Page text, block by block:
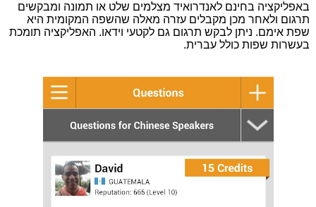
באפליקציה בחינם לאנדרואיד מצלמים שלט או תמונה ומבקשים
תרגום ולאחר מכן מקבלים עזרה מאלה שהשפה המקומית היא
שפת אימם. ניתן לבקש תרגום גם לקטעי וידאו. האפליקציה תומכת
בעשרות שפות כולל עברית.